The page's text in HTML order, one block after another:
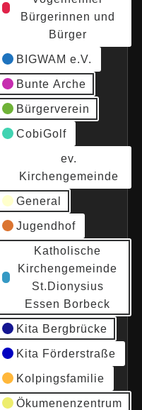
Bürgerinnen und
Bürger
BIGWAM e.V.
Bunte Arche
Bürgerverein
CobiGolf
ev.
Kirchengemeinde
General
Jugendhof
Katholische
Kirchengemeinde
St.Dionysius
Essen Borbeck
Kita Bergbrücke
Kita Förderstraße
Kolpingsfamilie
Ökumenenzentrum